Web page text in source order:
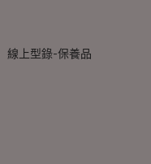
線上型錄-保養品